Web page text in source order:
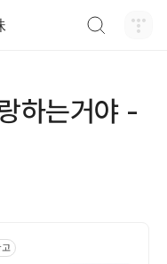
하는거야 -
고